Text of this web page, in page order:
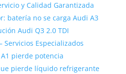
y Calidad Garantizada
batería no se carga Audi A3
Audi Q3 2.0 TDI
Servicios Especializados
pierde potencia
pierde líquido refrigerante